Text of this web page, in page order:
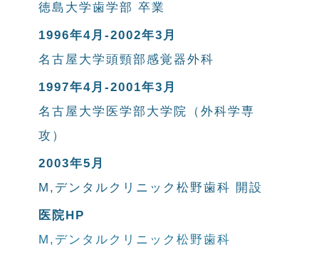
徳島大学歯学部 卒業
1996年4月-2002年3月
名古屋大学頭頸部感覚器外科
1997年4月-2001年3月
名古屋大学医学部大学院（外科学専
攻）
2003年5月
M,デンタルクリニック松野歯科 開設
医院HP
M,デンタルクリニック松野歯科